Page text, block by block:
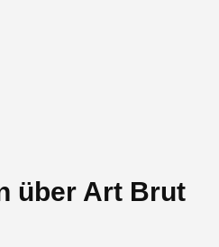
über Art Brut